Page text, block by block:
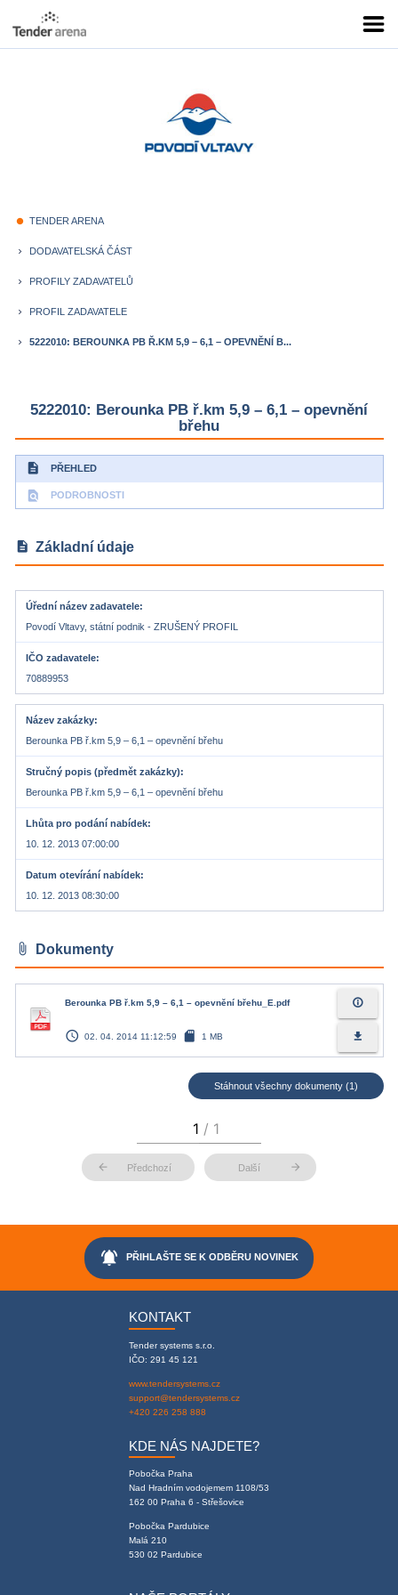
fiber_manual_record TENDER ARENA
keyboard_arrow_right DODAVATELSKÁ ČÁST
keyboard_arrow_right PROFILY ZADAVATELŮ
keyboard_arrow_right PROFIL ZADAVATELE
keyboard_arrow_right 5222010: BEROUNKA PB Ř.KM 5,9 – 6,1 – OPEVNĚNÍ B...
5222010: Berounka PB ř.km 5,9 – 6,1 – opevnění
břehu
description PŘEHLED
find_in_page PODROBNOSTI
description Základní údaje
Úřední název zadavatele
Povodí Vltavy, státní podnik - ZRUŠENÝ PROFIL
IČO zadavatele
70889953
Název zakázky
Berounka PB ř.km 5,9 – 6,1 – opevnění břehu
Stručný popis (předmět zakázky)
Berounka PB ř.km 5,9 – 6,1 – opevnění břehu
Lhůta pro podání nabídek
10. 12. 2013 07:00:00
Datum otevírání nabídek
10. 12. 2013 08:30:00
attach_file Dokumenty
Berounka PB ř.km 5,9 – 6,1 – opevnění břehu_E.pdf
access_time 02. 04. 2014 11:12:59 sd_card 1 MB
info_outline
file_download
Stáhnout všechny dokumenty (1)
arrow_back Předchozí Další arrow_forward
notifications_active PŘIHLAŠTE SE K ODBĚRU NOVINEK
KONTAKT
Tender systems s.r.o.
IČO: 291 45 121
www.tendersystems.cz
support@tendersystems.cz
+420 226 258 888
KDE NÁS NAJDETE?
Pobočka Praha
Nad Hradním vodojemem 1108/53
162 00 Praha 6 - Střešovice
Pobočka Pardubice
Malá 210
530 02 Pardubice